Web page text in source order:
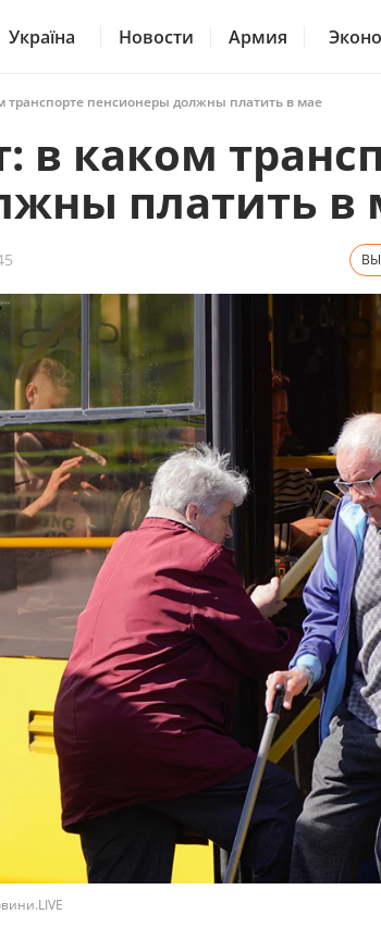
Україна Новости Армия
транспорте пенсионеры должны платить в мае
в каком
платить в